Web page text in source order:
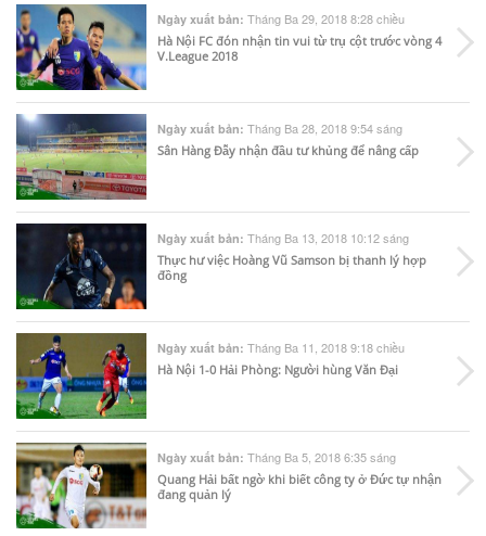
Ngày xuất bản: Tháng Ba 29, 2018 8:28 chiều
Hà Nội FC đón nhận tin vui từ trụ cột trước vòng 4
V.League 2018
Ngày xuất bản: Tháng Ba 28, 2018 9:54 sáng
Sân Hàng Đẫy nhận đầu tư khủng để nâng cấp
Ngày xuất bản: Tháng Ba 13, 2018 10:12 sáng
Thực hư việc Hoàng Vũ Samson bị thanh lý hợp
đồng
Ngày xuất bản: Tháng Ba 11, 2018 9:18 chiều
Hà Nội 1-0 Hải Phòng: Người hùng Văn Đại
Ngày xuất bản: Tháng Ba 5, 2018 6:35 sáng
Quang Hải bất ngờ khi biết công ty ở Đức tự nhận
đang quản lý